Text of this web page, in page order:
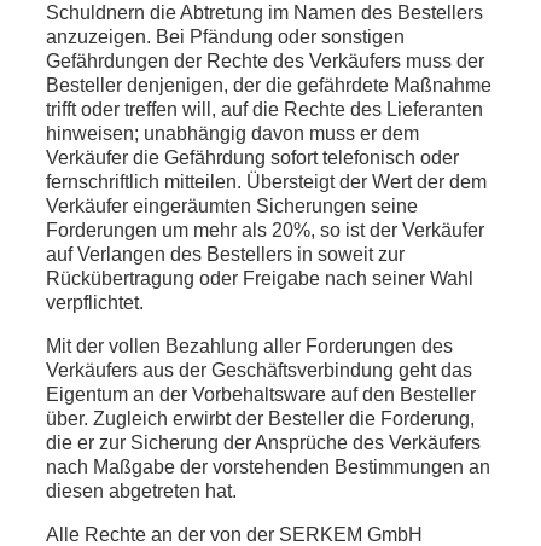
Schuldnern die Abtretung im Namen des Bestellers
anzuzeigen. Bei Pfändung oder sonstigen
Gefährdungen der Rechte des Verkäufers muss der
Besteller denjenigen, der die gefährdete Maßnahme
trifft oder treffen will, auf die Rechte des Lieferanten
hinweisen; unabhängig davon muss er dem
Verkäufer die Gefährdung sofort telefonisch oder
fernschriftlich mitteilen. Übersteigt der Wert der dem
Verkäufer eingeräumten Sicherungen seine
Forderungen um mehr als 20%, so ist der Verkäufer
auf Verlangen des Bestellers in soweit zur
Rückübertragung oder Freigabe nach seiner Wahl
verpflichtet.
Mit der vollen Bezahlung aller Forderungen des
Verkäufers aus der Geschäftsverbindung geht das
Eigentum an der Vorbehaltsware auf den Besteller
über. Zugleich erwirbt der Besteller die Forderung,
die er zur Sicherung der Ansprüche des Verkäufers
nach Maßgabe der vorstehenden Bestimmungen an
diesen abgetreten hat.
Alle Rechte an der von der SERKEM GmbH